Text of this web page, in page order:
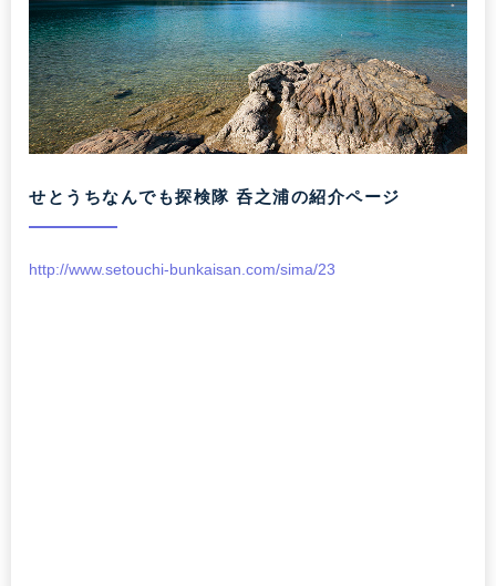
せとうちなんでも探検隊 呑之浦の紹介ページ
http://www.setouchi-bunkaisan.com/sima/23